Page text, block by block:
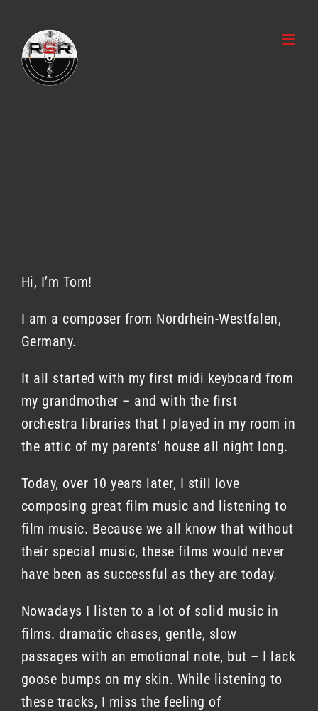
Inhalt
springen
Hi, I’m Tom!
I am a composer from Nordrhein-Westfalen,
Germany.
It all started with my first midi keyboard from
my grandmother – and with the first
orchestra libraries that I played in my room in
the attic of my parents‘ house all night long.
Today, over 10 years later, I still love
composing great film music and listening to
film music. Because we all know that without
their special music, these films would never
have been as successful as they are today.
Nowadays I listen to a lot of solid music in
films. dramatic chases, gentle, slow
passages with an emotional note, but – I lack
goose bumps on my skin. While listening to
these tracks, I miss the feeling of